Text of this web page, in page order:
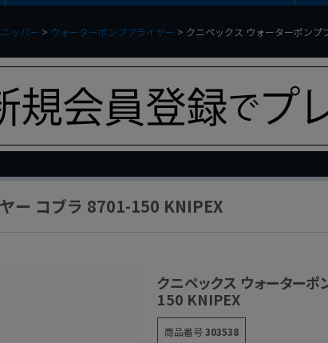
ッパー ウォーターポンププライヤー クニペックス ウォーターポンプ
ー コブラ 8701-150 KNIPEX
クニペックス ウォーター
150 KNIPEX
商品番号303538